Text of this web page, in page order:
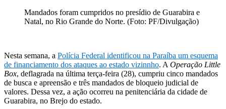
Mandados foram cumpridos no presídio de Guarabira e
Natal, no Rio Grande do Norte. (Foto: PF/Divulgação)
Nesta semana, a Polícia Federal identificou na Paraíba um esquema
de financiamento dos ataques ao estado vizinnho. A Operação Little
Box, deflagrada na última terça-feira (28), cumpriu cinco mandados
de busca e apreensão e três mandados de bloqueio judicial de
valores. Dessa vez, a ação ocorreu na penitenciária da cidade de
Guarabira, no Brejo do estado.